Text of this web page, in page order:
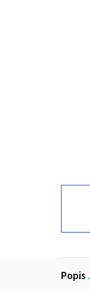
Popis